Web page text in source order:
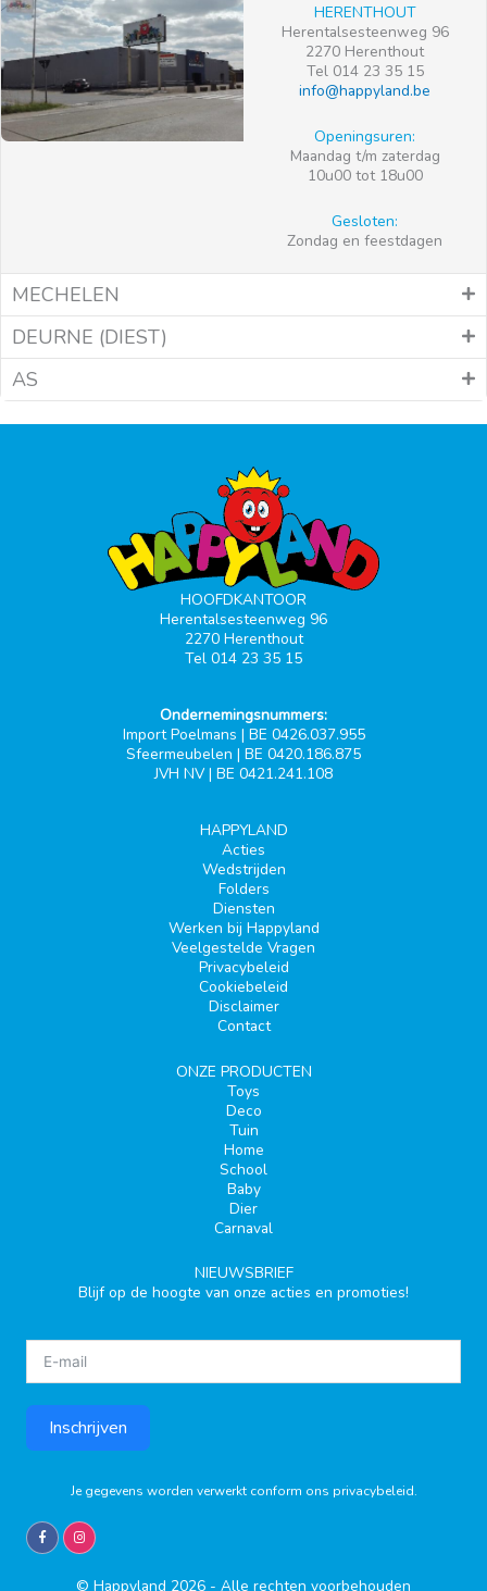
HERENTHOUT
Herentalsesteenweg 96
2270 Herenthout
Tel 014 23 35 15
info@happyland.be
Openingsuren:
Maandag t/m zaterdag
10u00 tot 18u00
Gesloten:
Zondag en feestdagen
MECHELEN
DEURNE (DIEST)
AS
HOOFDKANTOOR
Herentalsesteenweg 96
2270 Herenthout
Tel 014 23 35 15
Ondernemingsnummers:
Import Poelmans | BE 0426.037.955
Sfeermeubelen | BE 0420.186.875
JVH NV | BE 0421.241.108
HAPPYLAND
Acties
Wedstrijden
Folders
Diensten
Werken bij Happyland
Veelgestelde Vragen
Privacybeleid
Cookiebeleid
Disclaimer
Contact
ONZE PRODUCTEN
Toys
Deco
Tuin
Home
School
Baby
Dier
Carnaval
NIEUWSBRIEF
Blijf op de hoogte van onze acties en promoties!
Inschrijven
Je gegevens worden verwerkt conform ons privacybeleid.
© Happyland 2026 - Alle rechten voorbehouden